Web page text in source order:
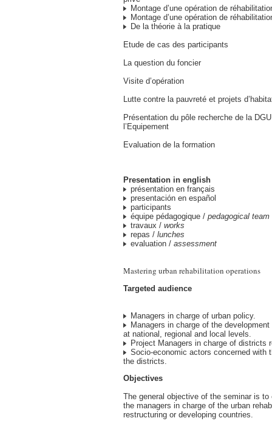
Montage d’une opération de
Montage d’une opération de
De la théorie à la pratique
Etude de cas des participants
La question du foncier
Visite d’opération
Lutte contre la pauvreté et projets
Présentation du pôle recherche de la
l’Equipement
Evaluation de la formation
Presentation in english
présentation en français
presentación en español
participants
équipe pédagogique / pedagogical team
travaux / works
repas / lunches
evaluation / assessment
Mastering urban rehabilitation operations
Targeted audience
Managers in charge of urban policy.
Managers in charge of the
at national, regional and local levels.
Project Managers in charge of districts
Socio-economic actors concerned with
the districts.
Objectives
The general objective of the seminar is
the managers in charge of the urban
restructuring or developing countries.